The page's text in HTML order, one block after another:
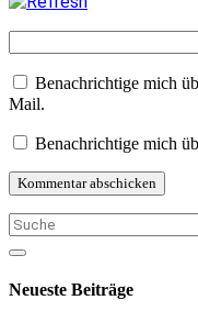
Benachrichtige mich
Mail.
Benachrichtige mich
Neueste Beiträge